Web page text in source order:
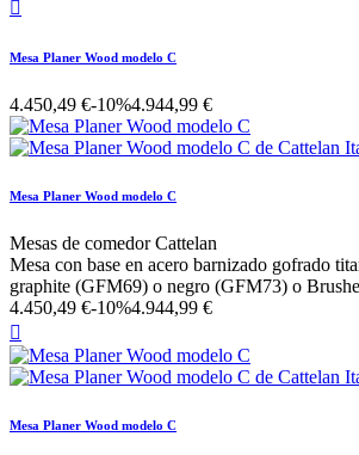

Mesa Planer Wood modelo C
4.450,49 €-10%4.944,99 €
Mesa Planer Wood modelo C
Mesas de comedor Cattelan
Mesa con base en acero barnizado gofrado
graphite (GFM69) o negro (GFM73) o
4.450,49 €-10%4.944,99 €

Mesa Planer Wood modelo C